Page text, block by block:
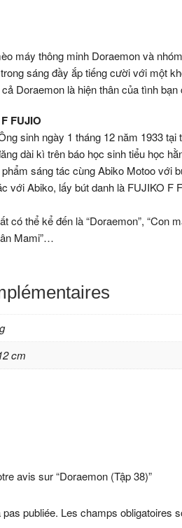
máy thông minh Doraemon và
sáng đầy ắp tiếng cười với một
Doraemon là hiện thân của tình
FUJIO
sinh ngày 1 tháng 12 năm 1933
dài kì trên báo học sinh tiểu học
sáng tác cùng Abiko Motoo với
với Abiko, lấy bút danh là FUJIKO
có thể kể đến là “Doraemon”, “Con
Mami”…
cm
avis sur “Doraemon (Tập 38)”
publiée. Les champs obligatoires